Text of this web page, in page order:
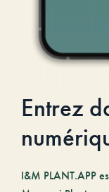
Entrez
I&M PLANT.APP